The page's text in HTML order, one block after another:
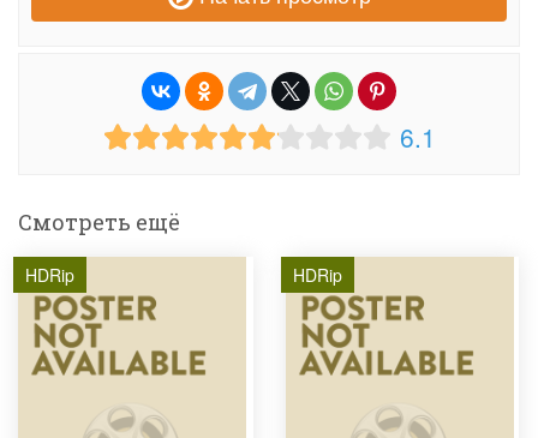
6.1
Смотреть ещё
HDRip HDRip